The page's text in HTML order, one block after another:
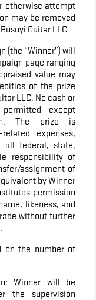
otherwise attempt
may be removed
Guitar LLC
(the “Winner”) will
page ranging
value may
of the prize
LLC. No cash or
except
The prize is
expenses,
all federal, state,
responsibility of
assignment of
by Winner
permission
likeness, and
without further
on the number of
Winner will be
the supervision